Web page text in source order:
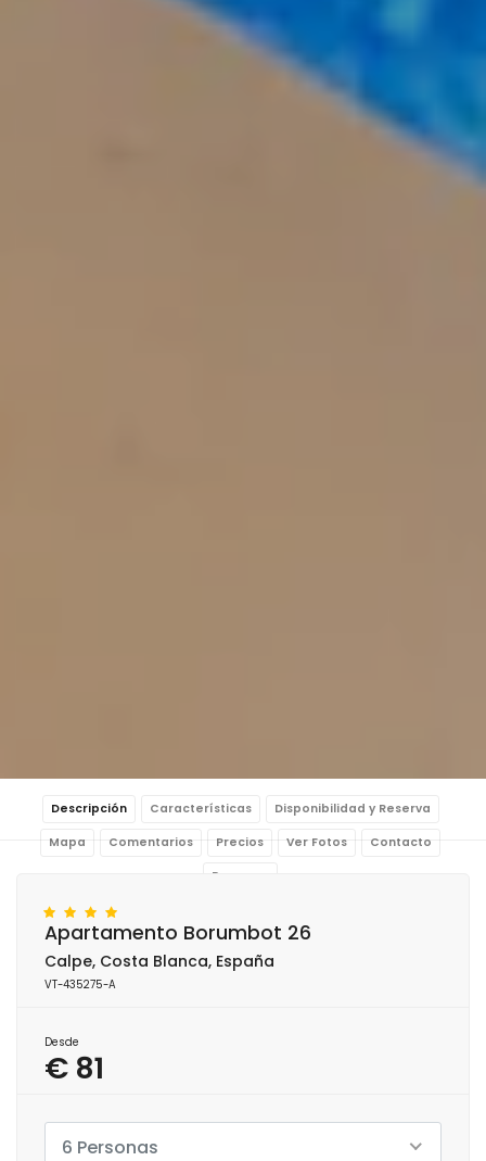
Descripción Características Disponibilidad y Reserva
Mapa Comentarios Precios Ver Fotos Contacto
Reservar
Apartamento Borumbot 26
Calpe, Costa Blanca, España
VT-435275-A
Desde
€ 81
6 Personas